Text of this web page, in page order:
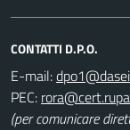
CONTATTI D.P.O.
E-mail:
PEC:
(per comunicare